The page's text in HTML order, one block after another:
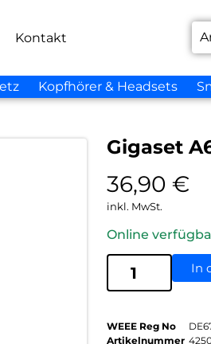
Kontakt
Kopfhörer & Headsets
Gigaset
36,90 €
inkl. MwSt.
Online
In
WEEE Reg No
Artikelnummer